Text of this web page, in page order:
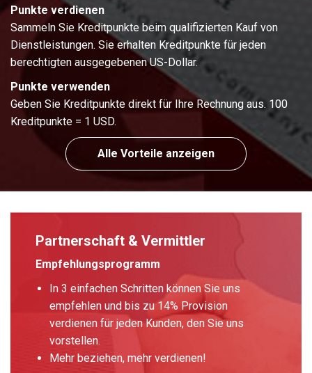
Punkte verdienen
Sammeln Sie Kreditpunkte beim qualifizierten Kauf von
Dienstleistungen. Sie erhalten Kreditpunkte für jeden
berechtigten ausgegebenen US-Dollar.
Punkte verwenden
Geben Sie Kreditpunkte direkt für Ihre Rechnung aus. 100
Kreditpunkte = 1 USD.
Alle Vorteile anzeigen
Partnerschaft & Vermittler
Empfehlungsprogramm
In 3 einfachen Schritten können Sie uns
empfehlen und bis zu 14% Provision
verdienen für jeden Kunden, den Sie uns
vorstellen.
Mehr beziehen, mehr verdienen!